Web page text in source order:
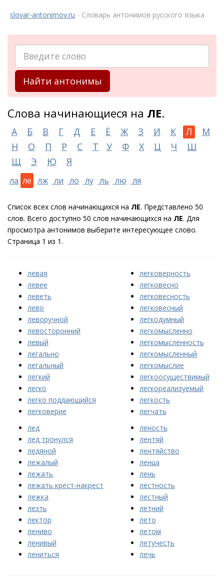
slovar-antonimov.ru - Словарь антонимов русского языка
Найти антонимы
Слова начинающиеся на ЛЕ.
А Б В Г Д Е Ё Ж З И К Л
М
Н
О П Р С Т У Ф Х Ц Ч
Ш
Щ
Э Ю Я
ла ле лж ли ло лу ль лю ля
Список всех слов начинающихся на ЛЕ. Представлено 50
слов. Всего доступно 50 слов начинающихся на ЛЕ. Для
просмотра антонимов выберите интересующее слово.
Страница 1 из 1.
левая
левее
леветь
лево
леворучной
левосторонний
левый
легально
легальный
лёгкий
легко
легко поддающийся
легковерие
легковерность
легковесно
легковесность
легковесный
легкодумный
легкомысленно
легкомысленность
легкомысленный
легкомыслие
легкоосуществимый
легкореализуемый
легкость
легчать
лед
лед тронулся
ледяной
лежалый
лежать
лежать крест-накрест
лежка
лезть
лектор
лениво
ленивый
лениться
леность
лентяй
лентяйство
ленца
лень
лестность
лестный
летний
лето
летом
летучесть
лечь